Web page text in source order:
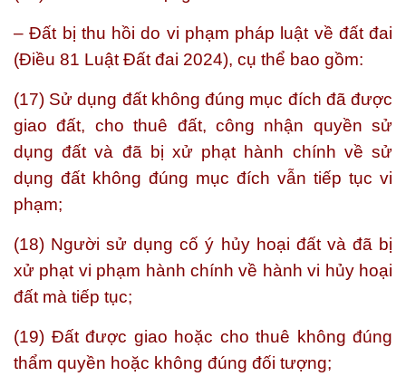
– Đất bị thu hồi do vi phạm pháp luật về đất đai
(Điều 81 Luật Đất đai 2024), cụ thể bao gồm:
(17) Sử dụng đất không đúng mục đích đã được
giao đất, cho thuê đất, công nhận quyền sử
dụng đất và đã bị xử phạt hành chính về sử
dụng đất không đúng mục đích vẫn tiếp tục vi
phạm;
(18) Người sử dụng cố ý hủy hoại đất và đã bị
xử phạt vi phạm hành chính về hành vi hủy hoại
đất mà tiếp tục;
(19) Đất được giao hoặc cho thuê không đúng
thẩm quyền hoặc không đúng đối tượng;